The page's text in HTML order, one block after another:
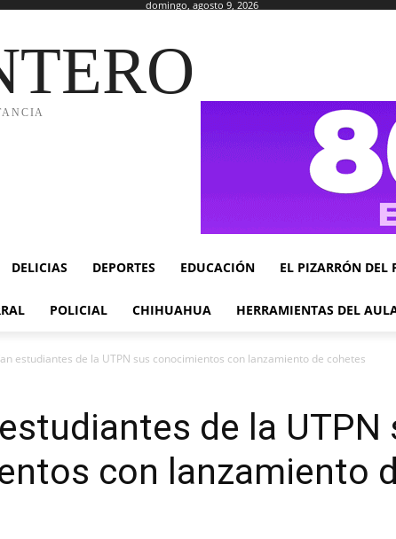
domingo, agosto 9, 2026
DELICIAS DEPORTES EDUCACIÓN EL PIZARRÓN DEL
POLICIAL CHIHUAHUA HERRAMIENTAS DEL
estudiantes de la UTPN sus conocimientos con lanzamiento de cohetes
de la UTPN
con lanzamiento